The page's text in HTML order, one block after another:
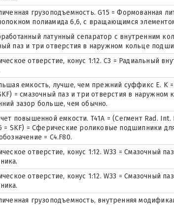
грузоподъемность. G15 = Формованная
полиамида 6,6, с вращающимся
латунный сепаратор с внутренним
паз и три отверстия в наружном кольце
отверстие, конус 1:12. C3 = Радиальный
емкость, лучше, чем прежний суффикс E. K =
= смазочный паз и три отверстия в
зазор больше, чем обычно.
повышенной емкости. T41A = (Сегмент Rad.
= SKF) = Сферические роликовые подшипники
= C4.F80.
отверстие, конус 1:12. W33 = Смазочный
отверстие, конус 1:12. W33 = Смазочный
грузоподъемность, внутренняя